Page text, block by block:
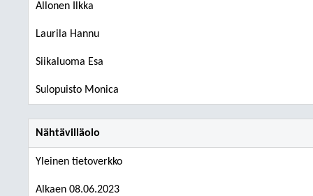
Allonen Ilkka
Laurila Hannu
Siikaluoma Esa
Sulopuisto Monica
Nähtävilläolo
Yleinen tietoverkko
Alkaen 08.06.2023